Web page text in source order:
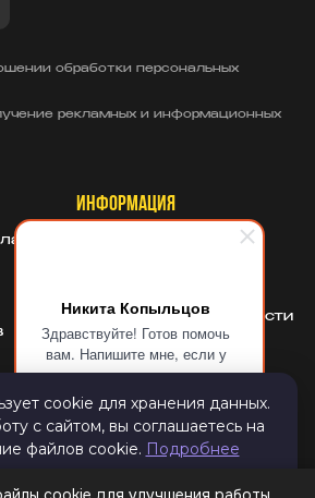
Никита Копыльцов
Здравствуйте! Готов помочь
вам. Напишите мне, если у
вас появятся вопросы.
обработки персональных
рекламных и информационных
ИНФОРМАЦИЯ
Политика
конфиденциальности
10
СОЦСЕТИ
MAX
VK
Email
cookie для хранения данных.
с сайтом, вы соглашаетесь на
файлов cookie. Подробнее
И ЗАКРЫТЬ